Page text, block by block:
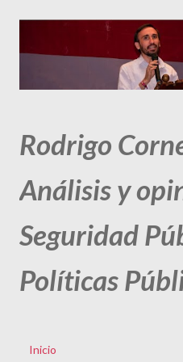
Ir al
Rodrigo
Análisis y
Seguridad
Políticas
Inicio